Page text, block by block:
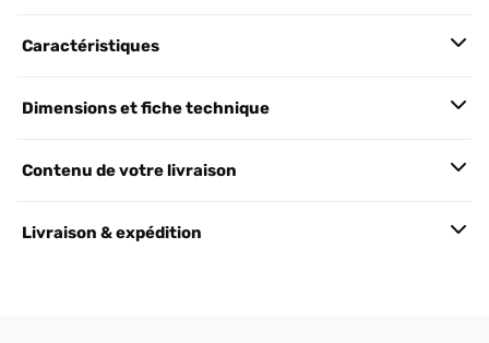
Caractéristiques
Dimensions et fiche technique
Contenu de votre livraison
Livraison & expédition